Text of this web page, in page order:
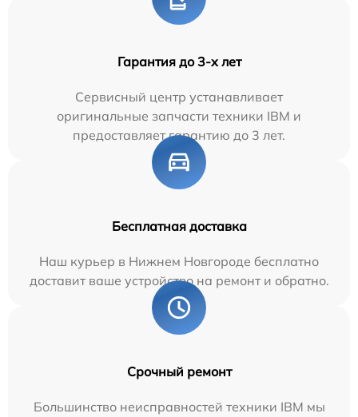
Гарантия до 3-х лет
Сервисный центр устанавливает
оригинальные запчасти техники IBM и
предоставляет гарантию до 3 лет.
Бесплатная доставка
Наш курьер в Нижнем Новгороде бесплатно
доставит ваше устройство на ремонт и обратно.
Срочный ремонт
Большинство неисправностей техники IBM мы